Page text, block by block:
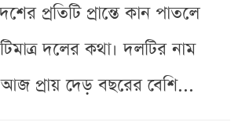
প্রতিটি প্রান্তে কান পাতলে
দলের কথা। দলটির নাম
প্রায় দেড় বছরের বেশি...